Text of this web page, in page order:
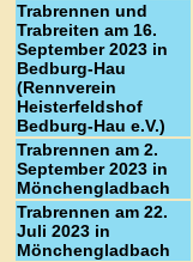
Trabrennen und
Trabreiten am 16.
September 2023 in
Bedburg-Hau
(Rennverein
Heisterfeldshof
Bedburg-Hau e.V.)
Trabrennen am 2.
September 2023 in
Mönchengladbach
Trabrennen am 22.
Juli 2023 in
Mönchengladbach